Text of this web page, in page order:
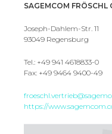
SAGEMCOM FRÖSCHL
Joseph-Dahlem-Str. 11
93049 Regensburg
Tel.: +49 941 4618833-0
Fax: +49 9464 9400-49
https://